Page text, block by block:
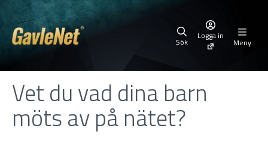
Sök
Logga in
Meny
Vet du vad dina barn
möts av på nätet?